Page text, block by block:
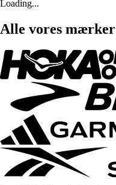
Loading...
Alle vores mærker